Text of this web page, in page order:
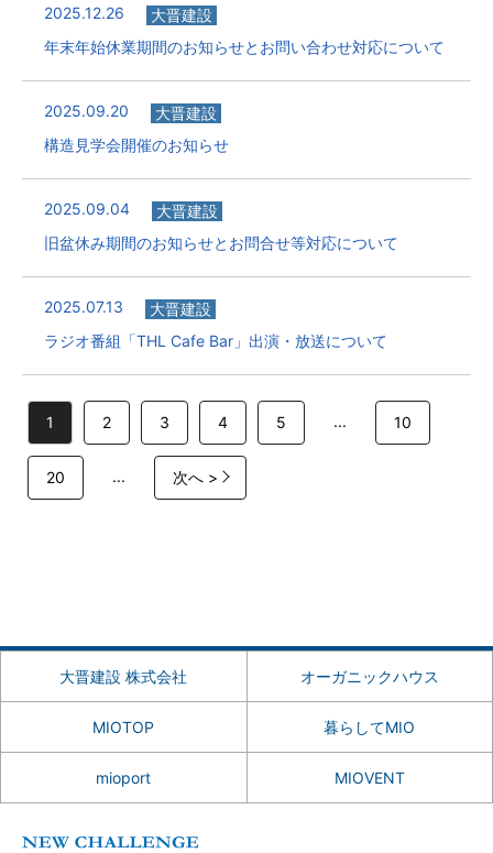
2025.12.26
大晋建設
年末年始休業期間のお知らせとお問い合わせ対応について
2025.09.20
大晋建設
構造見学会開催のお知らせ
2025.09.04
大晋建設
旧盆休み期間のお知らせとお問合せ等対応について
2025.07.13
大晋建設
ラジオ番組「THL Cafe Bar」出演・放送について
1 2 3 4 5 ... 10
20 ... 次へ >
大晋建設 株式会社 オーガニックハウス
MIOTOP 暮らしてMIO
mioport MIOVENT